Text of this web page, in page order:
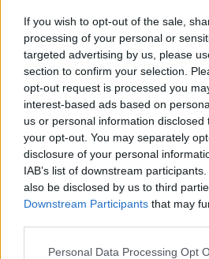
If you wish to opt-out of the sale,
processing of your personal or
targeted advertising by us, please
section to confirm your selection.
opt-out request is processed you
interest-based ads based on
us or personal information
your opt-out. You may separately
disclosure of your personal
IAB’s list of downstream
also be disclosed by us to third
Downstream Participants that may
Please note that this website/app
Personal Data Processing Opt
Kövess minket, és értesülj
Facebookon is!
Követem
KARMELITA KOLOSTOR #ORBÁN